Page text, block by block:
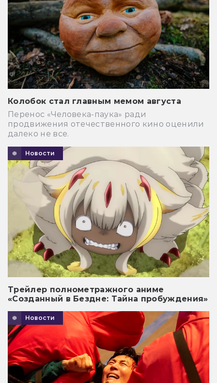
Колобок стал главным мемом августа
Перенос «Человека-паука» ради
продвижения отечественного кино оценили
далеко не все.
Новости
Трейлер полнометражного аниме
«Созданный в Бездне: Тайна пробуждения»
Новости